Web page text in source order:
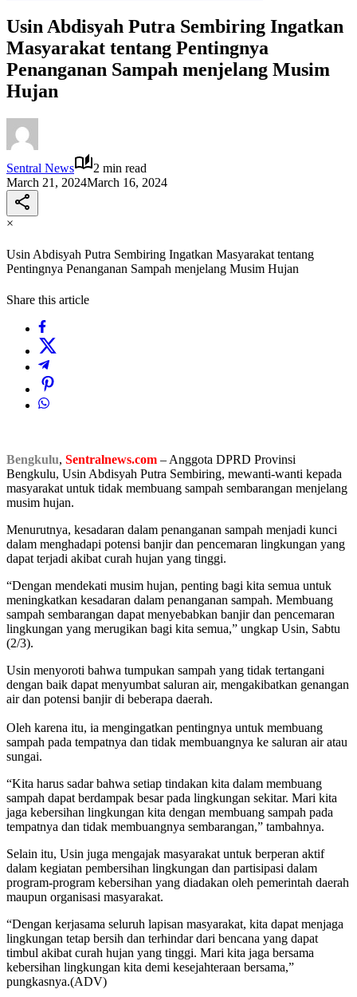
Usin Abdisyah Putra Sembiring Ingatkan
Masyarakat tentang Pentingnya
Penanganan Sampah menjelang Musim
Hujan
Sentral News
2 min read
March 21, 2024March 16, 2024
×
Usin Abdisyah Putra Sembiring Ingatkan Masyarakat tentang
Pentingnya Penanganan Sampah menjelang Musim Hujan
Share this article
Bengkulu, Sentralnews.com – Anggota DPRD Provinsi
Bengkulu, Usin Abdisyah Putra Sembiring, mewanti-wanti kepada
masyarakat untuk tidak membuang sampah sembarangan menjelang
musim hujan.
Menurutnya, kesadaran dalam penanganan sampah menjadi kunci
dalam menghadapi potensi banjir dan pencemaran lingkungan yang
dapat terjadi akibat curah hujan yang tinggi.
“Dengan mendekati musim hujan, penting bagi kita semua untuk
meningkatkan kesadaran dalam penanganan sampah. Membuang
sampah sembarangan dapat menyebabkan banjir dan pencemaran
lingkungan yang merugikan bagi kita semua,” ungkap Usin, Sabtu
(2/3).
Usin menyoroti bahwa tumpukan sampah yang tidak tertangani
dengan baik dapat menyumbat saluran air, mengakibatkan genangan
air dan potensi banjir di beberapa daerah.
Oleh karena itu, ia mengingatkan pentingnya untuk membuang
sampah pada tempatnya dan tidak membuangnya ke saluran air atau
sungai.
“Kita harus sadar bahwa setiap tindakan kita dalam membuang
sampah dapat berdampak besar pada lingkungan sekitar. Mari kita
jaga kebersihan lingkungan kita dengan membuang sampah pada
tempatnya dan tidak membuangnya sembarangan,” tambahnya.
Selain itu, Usin juga mengajak masyarakat untuk berperan aktif
dalam kegiatan pembersihan lingkungan dan partisipasi dalam
program-program kebersihan yang diadakan oleh pemerintah daerah
maupun organisasi masyarakat.
“Dengan kerjasama seluruh lapisan masyarakat, kita dapat menjaga
lingkungan tetap bersih dan terhindar dari bencana yang dapat
timbul akibat curah hujan yang tinggi. Mari kita jaga bersama
kebersihan lingkungan kita demi kesejahteraan bersama,”
pungkasnya.(ADV)